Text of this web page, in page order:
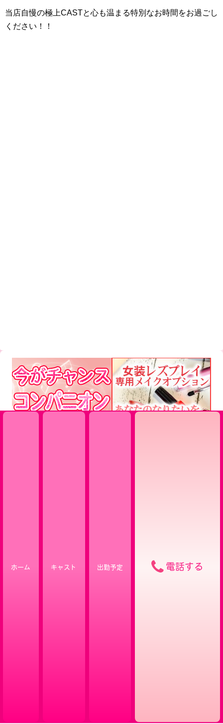
当店自慢の極上CASTと心も温まる特別なお時間をお過ごし
ください！！
ホーム キャスト 出勤予定 電話する